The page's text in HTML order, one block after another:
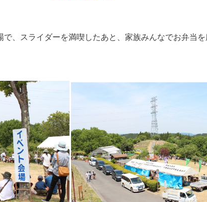
、スライダーを満喫したあと、家族みんなでお弁当を